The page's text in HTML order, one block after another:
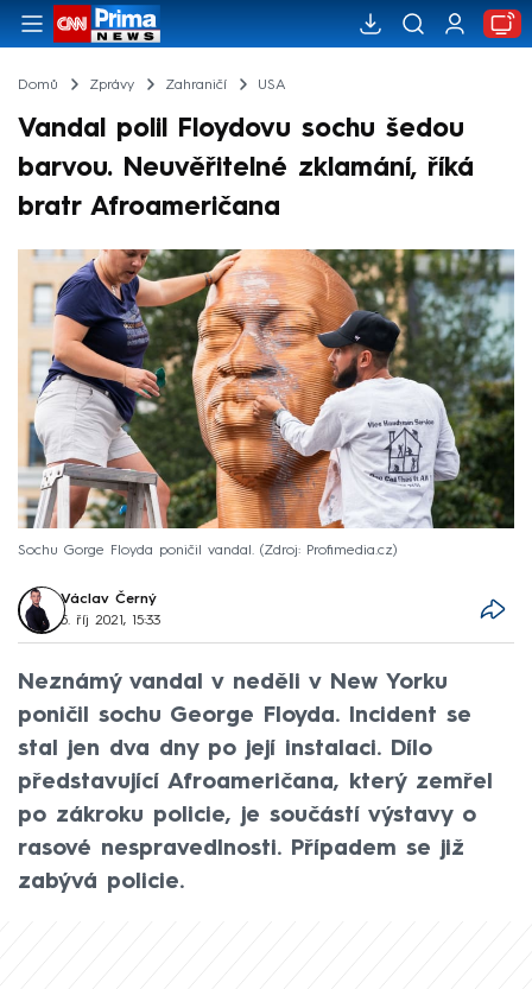
Domů Zprávy Zahraničí USA
Vandal polil Floydovu sochu šedou
barvou. Neuvěřitelné zklamání, říká
bratr Afroameričana
Sochu Gorge Floyda poničil vandal. Zdroj: Profimedia.cz
Václav Černý
5. říj 2021, 15:33
Neznámý vandal v neděli v New Yorku
poničil sochu George Floyda. Incident se
stal jen dva dny po její instalaci. Dílo
představující Afroameričana, který zemřel
po zákroku policie, je součástí výstavy o
rasové nespravedlnosti. Případem se již
zabývá policie.